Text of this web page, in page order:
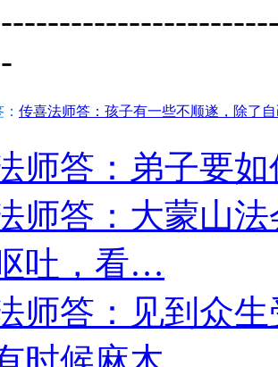
传喜法师答：孩子有一些不顺遂，除了
师答：弟子要
师答：大蒙山
吐，看…
师答：见到众